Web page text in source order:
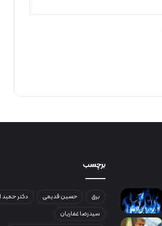
برچسب
برق حسین قدیمی
دکتر حمید
سیدرضا غفاریان